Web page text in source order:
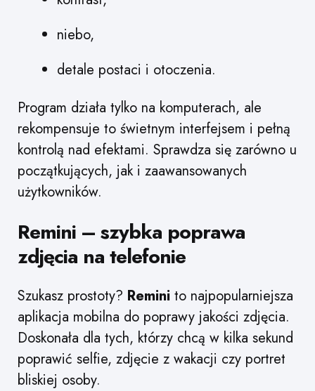
niebo,
detale postaci i otoczenia.
Program działa tylko na komputerach, ale
rekompensuje to świetnym interfejsem i pełną
kontrolą nad efektami. Sprawdza się zarówno u
początkujących, jak i zaawansowanych
użytkowników.
Remini – szybka poprawa
zdjęcia na telefonie
Szukasz prostoty? Remini to najpopularniejsza
aplikacja mobilna do poprawy jakości zdjęcia.
Doskonała dla tych, którzy chcą w kilka sekund
poprawić selfie, zdjęcie z wakacji czy portret
bliskiej osoby.